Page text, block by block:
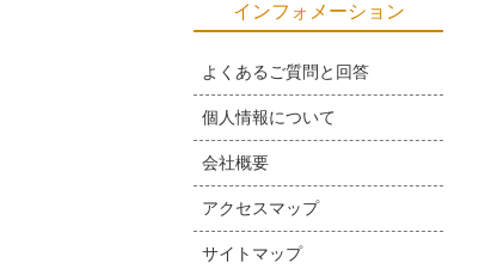
インフォメーション
よくあるご質問と回答
個人情報について
会社概要
アクセスマップ
サイトマップ